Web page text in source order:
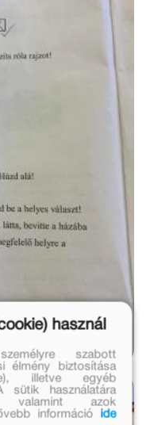
használ
szabott
élmény biztosítása
illetve egyéb
sütik használatára
valamint azok
információ ide